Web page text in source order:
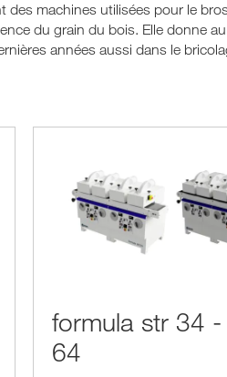
machines utilisées pour le
du grain du bois. Elle donne
années aussi dans le
formula str 34
64